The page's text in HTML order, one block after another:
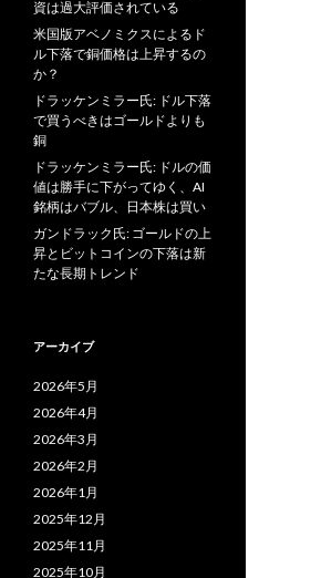
資は過大評価されている
米国版アベノミクスによるド
ル下落で銅価格は上昇するの
か？
ドラッケンミラー氏: ドル下落
で買うべきはゴールドよりも
銅
ドラッケンミラー氏: ドルの価
値は勝手に下がってゆく、AI
銘柄はバブル、日本株は買い
ガンドラック氏: ゴールドの上
昇とビットコインの下落は新
たな長期トレンド
アーカイブ
2026年5月
2026年4月
2026年3月
2026年2月
2026年1月
2025年12月
2025年11月
2025年10月